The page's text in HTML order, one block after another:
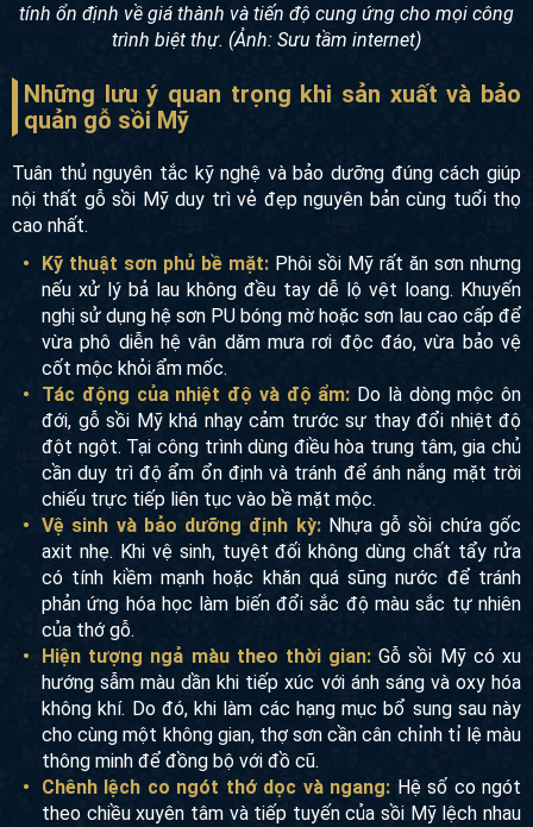
tính ổn định về giá thành và tiến độ cung ứng cho mọi công
trình biệt thự. (Ảnh: Sưu tầm internet)
Những lưu ý quan trọng khi sản xuất và bảo
quản gỗ sồi Mỹ
Tuân thủ nguyên tắc kỹ nghệ và bảo dưỡng đúng cách giúp
nội thất gỗ sồi Mỹ duy trì vẻ đẹp nguyên bản cùng tuổi thọ
cao nhất.
Kỹ thuật sơn phủ bề mặt: Phôi sồi Mỹ rất ăn sơn nhưng
nếu xử lý bả lau không đều tay dễ lộ vệt loang. Khuyến
nghị sử dụng hệ sơn PU bóng mờ hoặc sơn lau cao cấp để
vừa phô diễn hệ vân dăm mưa rơi độc đáo, vừa bảo vệ
cốt mộc khỏi ẩm mốc.
Tác động của nhiệt độ và độ ẩm: Do là dòng mộc ôn
đới, gỗ sồi Mỹ khá nhạy cảm trước sự thay đổi nhiệt độ
đột ngột. Tại công trình dùng điều hòa trung tâm, gia chủ
cần duy trì độ ẩm ổn định và tránh để ánh nắng mặt trời
chiếu trực tiếp liên tục vào bề mặt mộc.
Vệ sinh và bảo dưỡng định kỳ:Nhựa gỗ sồi chứa gốc
axit nhẹ. Khi vệ sinh, tuyệt đối không dùng chất tẩy rửa
có tính kiềm mạnh hoặc khăn quá sũng nước để tránh
phản ứng hóa học làm biến đổi sắc độ màu sắc tự nhiên
của thớ gỗ.
Hiện tượng ngả màu theo thời gian: Gỗ sồi Mỹ có xu
hướng sẫm màu dần khi tiếp xúc với ánh sáng và oxy hóa
không khí. Do đó, khi làm các hạng mục bổ sung sau này
cho cùng một không gian, thợ sơn cần cân chỉnh tỉ lệ màu
thông minh để đồng bộ với đồ cũ.
Chênh lệch co ngót thớ dọc và ngang: Hệ số co ngót
theo chiều xuyên tâm và tiếp tuyến của sồi Mỹ lệch nhau